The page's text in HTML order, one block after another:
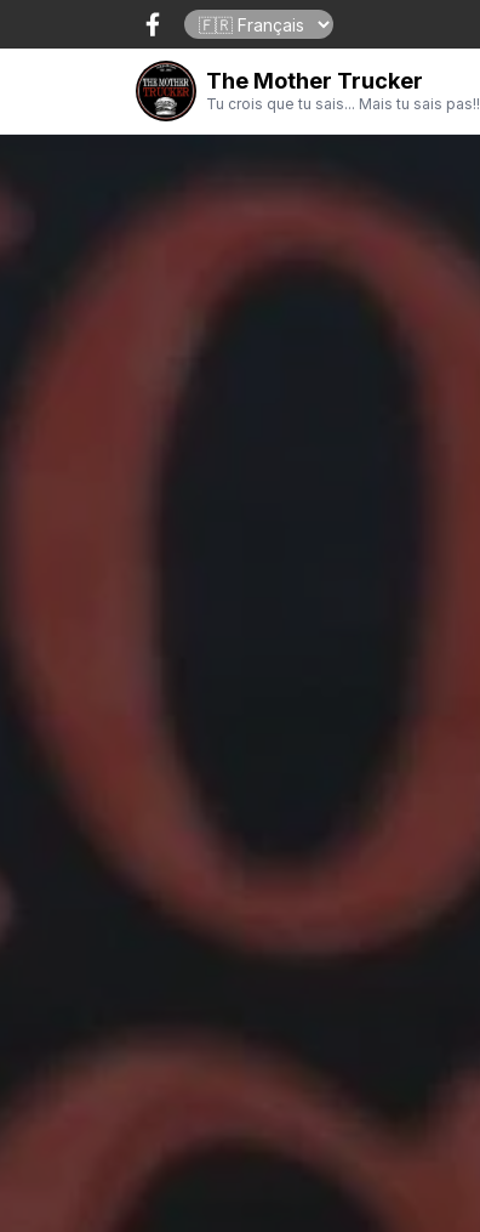
The Mother Trucker
Tu crois que tu sais... Mais tu sais pas!!